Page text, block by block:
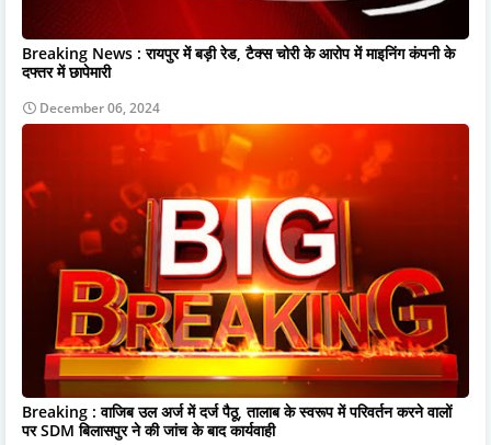
Breaking News : रायपुर में बड़ी रेड, टैक्स चोरी के आरोप में माइनिंग कंपनी के
दफ्तर में छापेमारी
December 06, 2024
Breaking : वाजिब उल अर्ज में दर्ज पैठू, तालाब के स्वरूप में परिवर्तन करने वालों
पर SDM बिलासपुर ने की जांच के बाद कार्यवाही